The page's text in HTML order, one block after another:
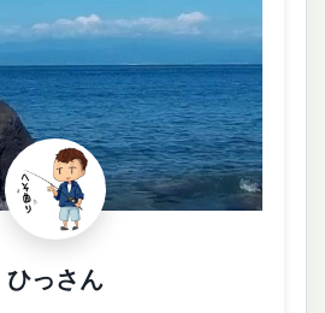
ひっさん